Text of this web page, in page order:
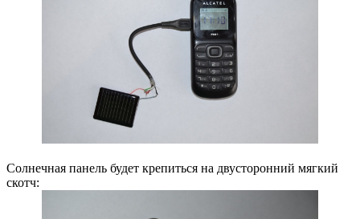
Солнечная панель будет крепиться на двусторонний мягкий
скотч: